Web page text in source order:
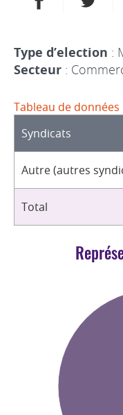
Type d’election :
Secteur :
Tableau de données
Syndicats
Autre (autres
Total